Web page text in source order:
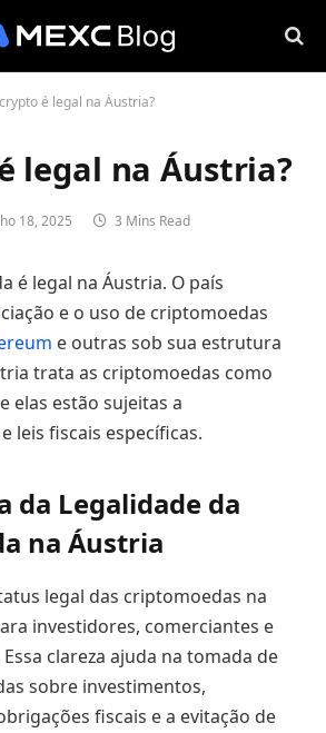
é legal na Áustria?
legal na Áustria?
18, 2025 3 Mins Read
é legal na Áustria. O país
e o uso de criptomoedas
e outras sob sua estrutura
trata as criptomoedas como
elas estão sujeitas a
leis fiscais específicas.
da Legalidade da
na Áustria
legal das criptomoedas na
investidores, comerciantes e
clareza ajuda na tomada de
sobre investimentos,
fiscais e a evitação de